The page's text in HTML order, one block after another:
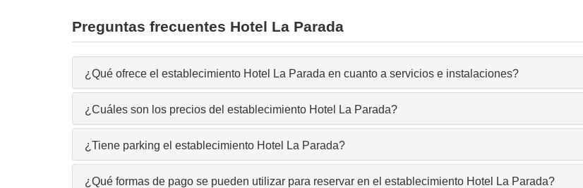
Preguntas frecuentes Hotel La Parada
¿Qué ofrece el establecimiento Hotel La Parada en cuanto a servicios e instalaciones?
¿Cuáles son los precios del establecimiento Hotel La Parada?
¿Tiene parking el establecimiento Hotel La Parada?
¿Qué formas de pago se pueden utilizar para reservar en el establecimiento Hotel La Parada?